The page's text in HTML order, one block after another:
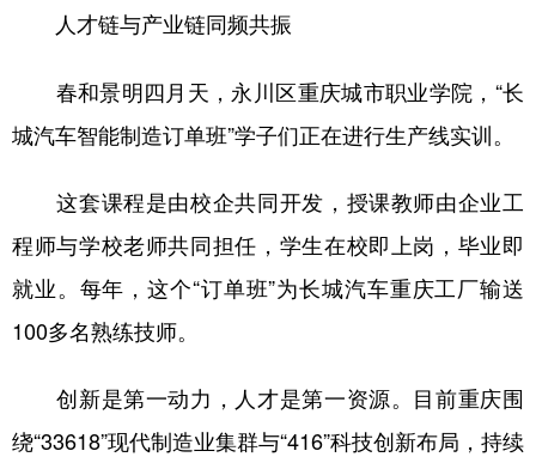
人才链与产业链同频共振
春和景明四月天，永川区重庆城市职业学院，“长
城汽车智能制造订单班”学子们正在进行生产线实训。
这套课程是由校企共同开发，授课教师由企业工
程师与学校老师共同担任，学生在校即上岗，毕业即
就业。每年，这个“订单班”为长城汽车重庆工厂输送
100多名熟练技师。
创新是第一动力，人才是第一资源。目前重庆围
绕“33618”现代制造业集群与“416”科技创新布局，持续